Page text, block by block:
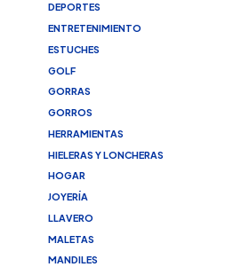
DEPORTES
ENTRETENIMIENTO
ESTUCHES
GOLF
GORRAS
GORROS
HERRAMIENTAS
HIELERAS Y LONCHERAS
HOGAR
JOYERÍA
LLAVERO
MALETAS
MANDILES